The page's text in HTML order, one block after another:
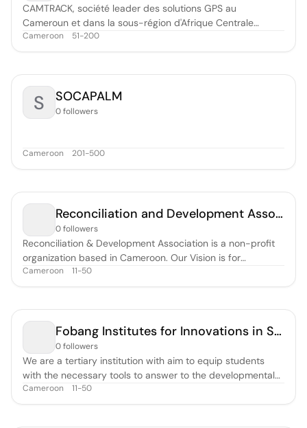
CAMTRACK, société leader des solutions GPS au
Cameroun et dans la sous-région d'Afrique Centrale
Camtrack est une entreprise specialisée dans les solutions
de télématique et de gestion de flotte grâce au système
Cameroon 51-200
S SOCAPALM
0 followers
Cameroon 201-500
Reconciliation and Development Association (RADA)
0 followers
Reconciliation & Development Association is a non-profit
organization based in Cameroon. Our Vision is for
communities in which individuals live harmoniously and
peacefully, harnessing their full potentials to support
Cameroon 11-50
Fobang Institutes for Innovations in Science and Technology
0 followers
We are a tertiary institution with aim to equip students
with the necessary tools to answer to the developmental
needs of Africa.
Cameroon 11-50